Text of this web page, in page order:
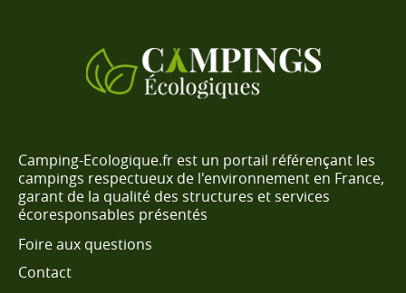
Camping-Ecologique.fr est un portail référençant les
campings respectueux de l'environnement en France,
garant de la qualité des structures et services
écoresponsables présentés
Foire aux questions
Contact